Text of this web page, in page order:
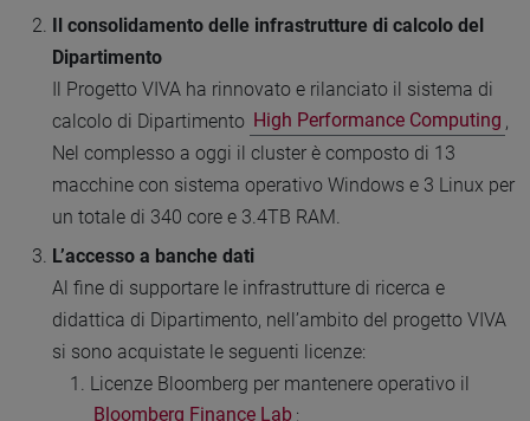
Il consolidamento delle infrastrutture di calcolo del
Dipartimento
Il Progetto VIVA ha rinnovato e rilanciato il sistema di
calcolo di Dipartimento High Performance Computing ,
Nel complesso a oggi il cluster è composto di 13
macchine con sistema operativo Windows e 3 Linux per
un totale di 340 core e 3.4TB RAM.
L’accesso a banche dati
Al fine di supportare le infrastrutture di ricerca e
didattica di Dipartimento, nell’ambito del progetto VIVA
si sono acquistate le seguenti licenze:
Licenze Bloomberg per mantenere operativo il
Bloomberg Finance Lab ;